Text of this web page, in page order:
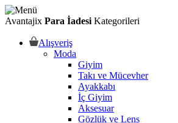
Avantajix Para İadesi Kategorileri
Alışveriş
Moda
Giyim
Takı ve Mücevher
Ayakkabı
İç Giyim
Aksesuar
Gözlük ve Lens